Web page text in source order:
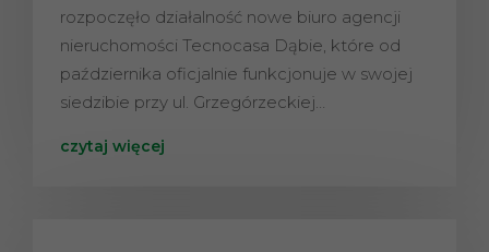
rozpoczęło działalność nowe biuro agencji
nieruchomości Tecnocasa Dąbie, które od
października oficjalnie funkcjonuje w swojej
siedzibie przy ul. Grzegórzeckiej…
czytaj więcej